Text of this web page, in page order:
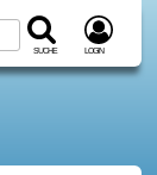
Suche Login